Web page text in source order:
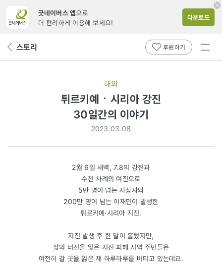
굿네이버스 앱으로
더 편리하게 이용해 보세요!
다운로드
뒤 스토리 후원하기
전체
해외
튀르키예ㆍ시리아 강진
30일간의 이야기
2023.03.08
2월 6일 새벽, 7.8의 강진과
수천 차례의 여진으로
5만 명이 넘는 사상자와
200만 명이 넘는 이재민이 발생한
튀르키예·시리아 지진.
지진 발생 후 한 달이 흘렀지만,
삶의 터전을 잃은 지진 피해 지역 주민들은
여전히 갈 곳을 잃은 채 하루하루를 버티고 있는데요.